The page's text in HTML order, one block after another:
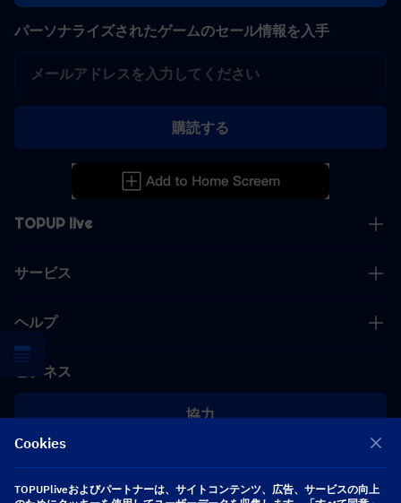
TOPUP live
サービス
ヘルプ
ビジネス
協力
[email protected]
パーソナライズされたゲームのセール情報を入手
購読する
Cookies
TOPUPliveおよびパートナーは、サイトコンテンツ、広告、サービスの向上